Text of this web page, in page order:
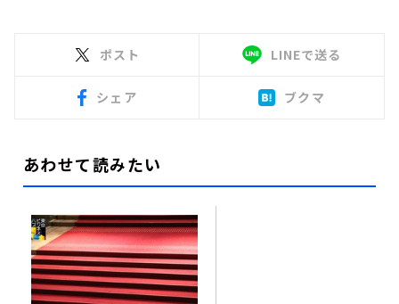
ポスト LINEで送る
シェア ブクマ
あわせて読みたい